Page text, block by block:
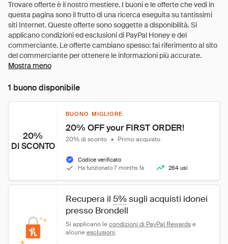
Mostra meno
1 buono disponibile
20%
DI SCONTO
BUONO MIGLIORE
20% OFF your FIRST ORDER!
20% di sconto • Primo acquisto
Codice verificato
Ha funzionato 7 months fa
264 usi
Recupera il 5% sugli acquisti idonei
presso Brondell
Si applicano le condizioni di PayPal Rewards e
alcune esclusioni.